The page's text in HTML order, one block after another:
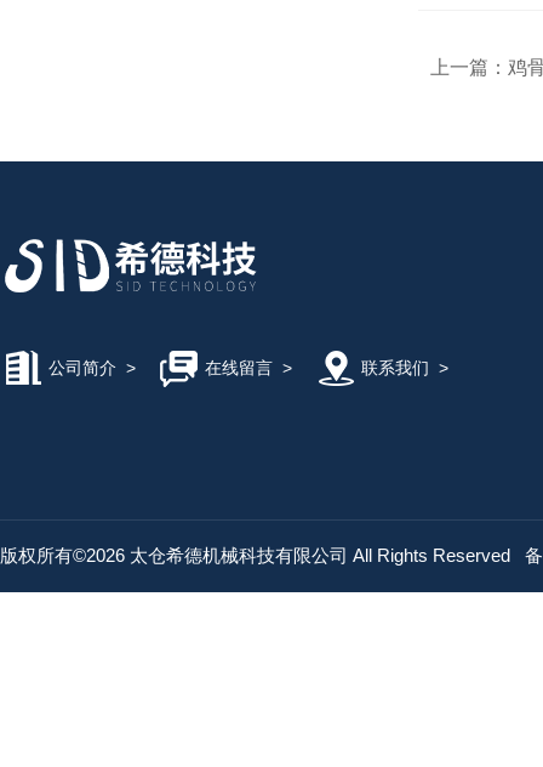
上一篇： 鸡骨
公司简介 > 在线留言> 联系我们 >
版权所有©2026 太仓希德机械科技有限公司 All Rights Reserved